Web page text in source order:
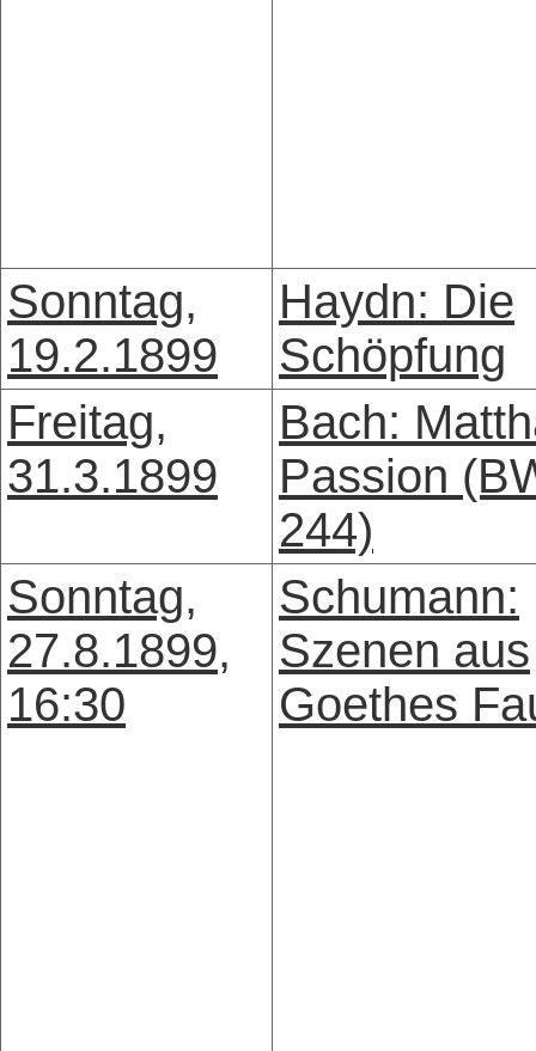
Sonntag,
19.2.1899
Haydn: Die
Schöpfung
Freitag,
31.3.1899
Bach:
Passion
244)
Sonntag,
27.8.1899,
16:30
Schumann:
Szenen aus
Goethes